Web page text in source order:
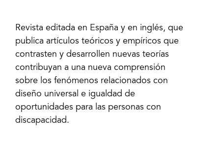
Revista editada en España y en inglés, que
publica artículos teóricos y empíricos que
contrasten y desarrollen nuevas teorías
contribuyan a una nueva comprensión
sobre los fenómenos relacionados con
diseño universal e igualdad de
oportunidades para las personas con
discapacidad.